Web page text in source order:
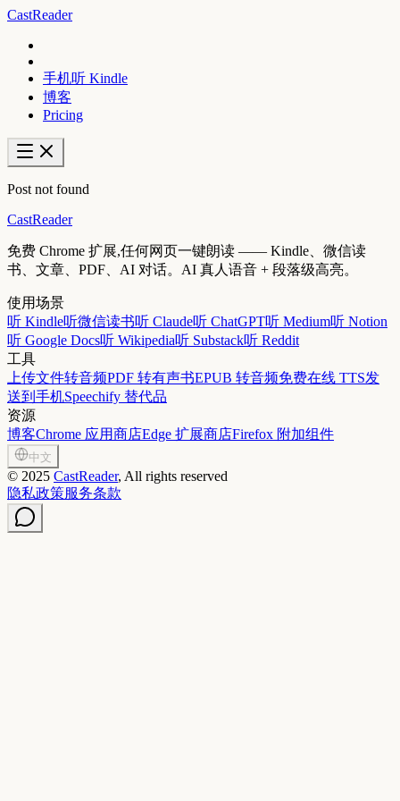
CastReader
手机听 Kindle
博客
Pricing
Post not found
CastReader
免费 Chrome 扩展,任何网页一键朗读 —— Kindle、微信读
书、文章、PDF、AI 对话。AI 真人语音 + 段落级高亮。
使用场景
听 Kindle听微信读书听 Claude听 ChatGPT听 Medium听 Notion
听 Google Docs听 Wikipedia听 Substack听 Reddit
工具
上传文件转音频PDF 转有声书EPUB 转音频免费在线 TTS发
送到手机Speechify 替代品
资源
博客Chrome 应用商店Edge 扩展商店Firefox 附加组件
中文
© 2025 CastReader, All rights reserved
隐私政策服务条款